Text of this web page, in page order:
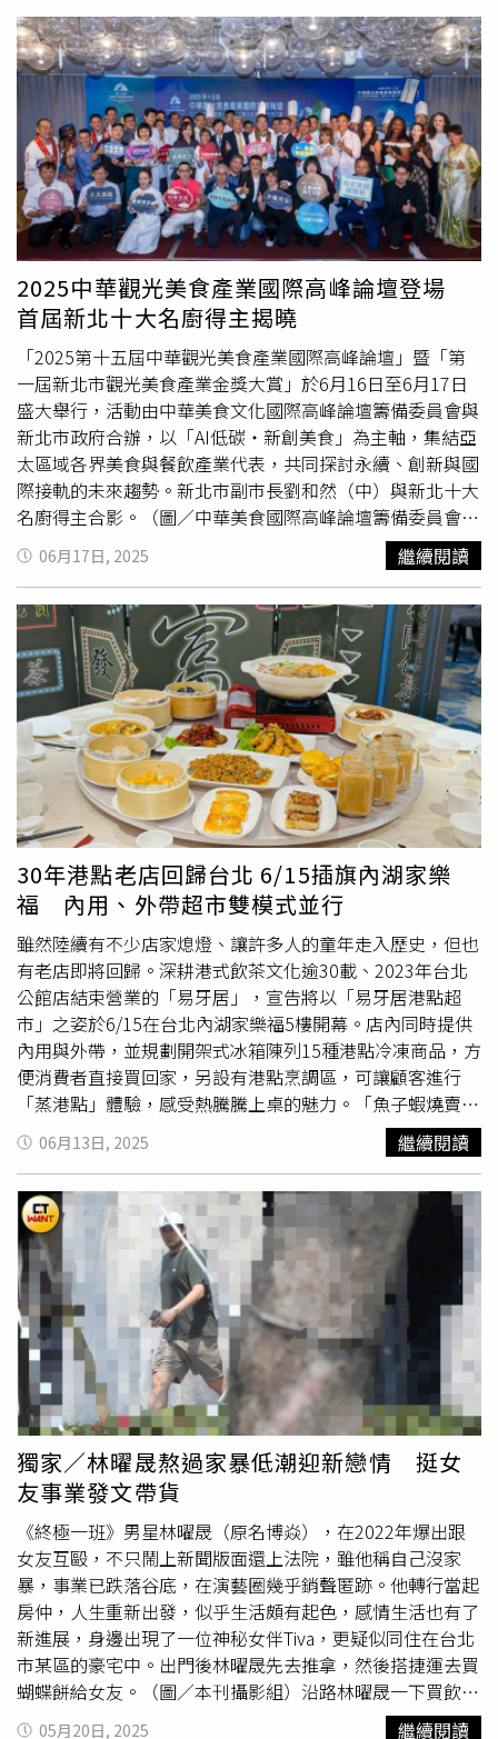
當然最受饕客歡迎的相信還是海鮮控最愛的「鮮」島檯，放
滿藍鑽蝦、冰鎮松葉蟹腳、香箱蟹與法國海螺，另一邊的生
菜沙拉區更有與在地小農契作栽種的產銷履歷生菜，以及西
班牙進口ALJOMAR伊比利豬熟成火腿，還可搭配主廚自製
的濃郁松露肝醬和獨特的龍眼乾肝醬，搭配冰鎮白酒享用更
是過癮；「盛」日本料理區則有每日從台東成功漁港新鮮直
送的各式現流漁獲，一字排開可見南方黑鮪魚、紅魽、青雞
魚等鮮魚，以及挪威鮭魚腹、生食級北海道大干貝等進口高
檔海鮮。另外使用日本和牛、比目魚製作的炙燒握壽司，壽
司米也嚴選米香濃郁Ｑ彈的高雄147香米，搭配清酒小酌亦
是絕配。此區同樣設置了4席板前座位，讓人有彷彿置身日
料餐廳的錯覺。「花雕酒胡椒雞鱈蟹海鮮湯」（左）、源自
名人坊的「京式片皮鴨包餅」。（圖／魏妤靜攝）熱食餐檯
可見福園台菜海鮮餐廳人氣餐點「一品香東坡肉」。（圖／
魏妤靜攝）喜歡明顯溫度感的人，建議前往火舞烈焰的
「爍」烤物區，此島檯呈現高溫直火的美味，像是用琴酒噴
燒的生蠔燒，或關西風的蒲燒鰻魚、下酒的魷魚一夜干、和
風骰子牛和醬燒雞腿，都讓人忍不住想多喝兩杯；再來到
「煲」煲湯鍋物區，此區推出酒香與胡椒辛香鮮明的「花雕
酒胡椒雞鱈蟹海鮮湯」，還有使用嘉義東石鮮蚵製作的
「XO醬鮮蚵煲」，打上一顆大成旗下品牌「上品語」日規
生食級鮮雞蛋，即使半熟也可安心享受美味。還有中式氛圍
的「膳」中式料理島檯區，其中以宜蘭櫻桃鴨為主角的「京
式片皮鴨包餅」，已成為島語人氣菜色排行前三名，還有使
用來自淨安牧場黑羽土雞與黃金雞混種、耗時數個月培育的
專屬「漢來島語雞」，烤製而成的皮香肉嫩「甕仔雞」；鹹
香酸甜的「西瓜綿蒸海上鮮」更選用傳承30餘載的「台南將
軍區洪家西瓜綿」及龍膽石斑入菜，充滿濃濃懷舊風情。現
場提供馬卡龍、生巧克力、慕斯蛋糕、聖多諾黑等精緻甜點
任君選擇。（圖／魏妤靜攝）亞洲五十大最佳酒吧的TCRC
主理人阿翔為島語設計高雄漢神店限定聯名調酒「閃耀芭
梨」。（圖／魏妤靜攝、漢來美食提供）大餐後更不能錯過
「繽」甜點冰品區，這裡呈上10多種精緻手工小甜點、現烤
舒芙蕾、熔岩巧克力蛋糕，還有現在韓國最流行、在島語台
北店也備受歡迎的「義式吉拉朵冰淇淋」，提供6種口味不
定期更換，此區甜點還可創意搭配以琴酒和冬瓜茶為基底的
「冬玉雞尾酒」。最後堪稱門面擔當的「沁」飲料區，可是
一穿進用餐區可見的調酒師舞台，半圓弧形區除了可品飲世
界冠軍咖啡師烘焙的咖啡豆系列飲品，還有海拔2,500公
尺、傳承五代的精品莊園華剛茶，及台灣知名精釀啤酒品牌
臺虎精釀的生啤。島語也持續聯手亞洲五十大最佳酒吧的
TCRC主理人阿翔，推出專屬高雄漢神店的聯名調酒「閃耀
芭梨」，將伏特加結合紅心芭樂、梨子，碰撞出酸甜果香滋
味。此區也引進台南義豐冬瓜茶、員林百年老店仙草，以及
古早味十足的金門復元堂酸梅湯，一站品嘗多款台灣在地百
年好味；這次也特別與知名手搖飲品牌「大苑子」合作，推
出「不紫葡萄芭樂」果汁，選用因受天候影響而無法如期轉
色的彰化大村巨峰「不紫葡萄」製作，傳達惜食永續的概
念。島語也推出多項開幕活動，即日起至8/24於高雄漢神店
消費，並加入漢來美食LINE好友領取兌換券即贈「山海絮
語紀念杯」，限量2,000組、贈完為止；此外，8/25至9/30
消費滿10,000元並完成來美食APP集點，就有機會獲得價值
26,800元的「漢來日月行館精緻客房一泊二食住宿券」，將
抽出5名幸運兒，獎項總價值超過10萬元。饗聚廚房自助百
匯。（圖／台北花園大酒店提供）另外台北花園大酒店看準
開學季帶動的家庭外食與家長聚會商機，將於9/1至9/30推
出開學季專屬優惠，集結中、西、日、東南亞多國料理美饌
的「饗聚廚房」，自助餐檯涵蓋冷盤、現煮熟食、現切肉
品、海鮮料理、精緻甜點、各式啤酒及飲品等，平日午餐、
晚餐及假日下午茶每位成人899元+10%，活動期間兩位成
人同行，即可免費招待一位孩童；以經典泰式料理結合創新
手藝的「花園thai thai」，推出Happy Hour泰式輕食自助沙
拉吧，每位580元+10%，活動期間兩位成人同行，同樣免
費招待一位孩童，可無限享用泰式輕食、飲品及冰淇淋，加
中菜，希望重塑大家對中菜的想像。阿嬤十大拿手菜「陸海
空紅燒肉」（右，388元）、「荔枝糖醋魚」。（288元，
圖／復興北外婆家提供）「鄧師傅功夫菜」不僅在高雄擁有
3家獨立門市與5家百貨門店，近年更積極開闢網路宅配通
路，將其向老師傅取經的人氣獨家「乾燒蹄膀」功夫菜推向
各地，年年熱賣超過百萬份，銷量約等於50座台北101高
度。新推出的「復興北 外婆家」品牌命名源自於鄧師傅從
小在外婆位於台北復興北路的家中長大，每次回家，總能吃
到她用心燉煮的各式家常菜，品牌LOGO也以「外婆追金
孫」及「怕金孫沒吃飽」的逗趣圖案意象做設計。菜色單點
價格從88元到598元不等，主打的十大阿嬤拿手菜匯集台
菜、辦桌菜、眷村菜及川菜、江浙菜等，呈現台式家常餐桌
風景。例如如鄧師傅阿嬤最拿手的「陸海空紅燒肉」，是在
台式經典紅燒肉基礎上，又仿效粵菜技巧添加海味「乾魷
魚」提鮮，加上鵪鶉蛋，融會陸海空食材的精華，肉香豐潤
不膩口；而源自於江浙菜系的「橙香冰糖醬鴨」，來到台灣
成了招牌的眷村阿嬤味，主廚獨門醬料添加陳皮、以橙香提
香，採3小時「浸泡法」讓櫻桃鴨入味，令鴨肉充分吸收醬
汁香氣、味道濃縮凝鍊。「土豆豬腳爆米香」。（328元，
圖／復興北外婆家提供）8/17前參加跳格子大賽，上傳照片
打卡即有機會獲贈「阿嬤呷甜甜」－楊枝甘露、雪吻法蘭
西、阿嬤的動物園乙份。（圖／復興北外婆家提供）「土豆
豬腳爆米香」則延續鄧師傅功夫菜人氣豬腳的招牌手藝，以
慢火燉煮6小時，讓豬腳釋放膠質充分附著於花生上，花生
飽滿、豬腳軟Ｑ，在創意搭配鍋巴，是阿嬤特別給金孫補身
滋養的手路菜；「荔枝糖醋魚」則選用優質旗魚裹漿粉，炸
至金黃酥脆，除了傳統糖醋醬和新鮮鳳梨，更別具新意加入
帶著玫瑰香氣的荔枝，增添細緻的風味層次，為這道家常菜
注入現代風味。即日起至8/17，還推出於餐廳門口玩跳格子
遊戲，拍照或錄影上傳臉書或IG公開貼文，並標註「復興北
外婆家」，即可參加轉盤遊戲，獲贈「阿嬤呷甜甜-甜點或
飲品乙份」。「美人茶遇 東坡肉」。（528元，圖／Ken
香‧時髦中菜提供）「YA問晾衣千刀肉」。（298元，圖／
Ken香‧時髦中菜提供）「Ken香」顛覆傳統中菜總要圍爐
大桌的舊有印象，將經典家宴菜式拆解重構為2至6人設計，
套餐價格從1,280元到4,680元（皆需加10％服務費）。每道
菜色皆為現點現作，融合時髦器皿、創意命名與桌邊互動，
讓用餐過程如觀劇般層層展開。品牌也推薦必吃的「劇場三
絕」菜色，其中「美人茶遇東坡肉」以獨門秘製醬汁搭配紹
興老酒慢燉東坡肉，搭佐東方美人茶及鹹光餅打造中式漢堡
吃法；「YA問晾衣千刀肉」則以手工刀法將豬五花薄切如蟬
翼，以衣架懸掛上桌，搭配特調蒜香沾醬，入口即化；「川
川川水煮牛」則以三層辣度呈現，由香、麻至辣逐層堆疊，
湯底融合花椒與大紅袍，展現麻辣劇場的張力。其他菜色同
樣饒富趣味，「冠軍絲襪美人腿」以鹹蛋黃煸炒後高溫爆鍋
拋入筊白筍，並以絲襪網狀懸掛造型上桌，酥脆口感需趁熱
享用；「花雕微醺醉雞」則以冷泡花雕酒低溫浸漬雞腿肉，
滑嫩入味；「生菜乾杯蝦鬆」加入清脆馬蹄與酥香老油條，
以生菜包裹入口，清爽有層次；為了強化視覺系中菜與甜點
儀式感。招牌甜點「白蘭地提拉米蘇」還會於桌邊點火炒香
焦糖與咖啡酒。同時品牌響應惜食文化，推出「飯香續航計
畫」，凡用餐後打包剩菜，即免費附贈兩碗白飯。
2025中華觀光美食產業國際高峰論壇登場
首屆新北十大名廚得主揭曉
「2025第十五屆中華觀光美食產業國際高峰論壇」暨「第
一屆新北市觀光美食產業金獎大賞」於6月16日至6月17日
盛大舉行，活動由中華美食文化國際高峰論壇籌備委員會與
新北市政府合辦，以「AI低碳‧新創美食」為主軸，集結亞
太區域各界美食與餐飲產業代表，共同探討永續、創新與國
際接軌的未來趨勢。新北市副市長劉和然（中）與新北十大
名廚得主合影。（圖／中華美食國際高峰論壇籌備委員會提
供）6月16日晚間舉辦開幕儀式暨「第一屆新北市觀光美食
產業金獎大賞」頒獎典禮，由新北市副市長劉和然頒發「新
北十大名廚」獎項、大會執行長梁幼祥頒發「新北十大餐飲
名店」及「新北十大名菜美點」獎項，另外「新北市十大優
質伴手禮」則邀請前內政部長李鴻源頒發。此次評選特別導
入米其林指南的「秘密客」制度，由中華民國烹飪協會、中
華民國眷村美食文化協會、台灣年輕菁英廚神協會、中華海
峽兩岸餐飲連鎖經營協會、風霈傳媒（網紅小組）等五大單
位組成專業評審團隊，希望能強化獎項的專業性與公信力。
其中首屆「新北十大名廚」得主為青青餐廳施建發、水蛙師
私房餐廳張和錦、凱撒餐飲連鎖戴于益、芭達桑原住民主題
餐廳張克勤、宗舖師心意料理王永宗、八方雲集集團梁社漢
排骨梁社漢、汐止福泰大飯店謝榮譽、頤品大飯店林志峰、
洪師父牛肉麵洪金龍、晶宴會館黃彬雄、八條壽司股份有限
公司黃偉峸、海港37鵝肉海鮮餐廳顏英忠；「新北市十大餐
飲名店」則由青青餐廳、于烤魚餐廳、阿城鵝肉、板橋凱撒
大飯店家宴中餐廳等名店獲得。「新北市十大名菜美點」則
由真的好京漾飯店「蒜酥龍江脆皮雞」、晶粤軒烤鴨餐廳
「晶選片皮鴨」、初芯初蒔「初心筍香燒肉」、陽明山天籟
渡假酒店「天籟牛肉麵」、白金花園酒店「焗釀蟹蓋魚子
醬」等獲得；「新北市十大優質伴手禮」得主包括御嵿國際
「頂級米冰滴蛋捲禮盒」、金包里農舍莊園「地瓜巴斯
克」、龍鳳堂餅舖「太妃太陽餅」、岳霖食品「開心果蝴蝶
酥」等。大會執行長梁幼祥（右7）與「亞太十大名菜美
會提供）「亞太十大名菜美點」集結眾多名店手路菜。（圖
／中華美食國際高峰論壇籌備委員會提供）6月17日則頒發
第十五屆「亞太美食金獎」，其中「亞太十大名菜美點」獎
項得主包括花蓮潔西艾美渡假酒店探索廚房「火舞焰燒脆皮
豬」、台北凱達大飯店家宴中餐廳「20年老菜脯蒸午仔
魚」、台北天成大飯店翠庭「寧式東坡肉」、日月潭力麗溫
德姆溫泉酒店邵中餐廳「貴妃紅燒荔玉」、湊兩塊有限公司
「玉里橋頭臭豆腐」、屾淼苑「港式生焗七星斑」等菜色。
「亞太十大名店」則包括福容大飯店福隆「福粵樓」、台北
花園大酒店「PRIME ONE牛排館」、亞果遊艇城「亞果
薈」、海瑞摃丸總店、鄧師傅功夫菜、花蓮米崙丼飯屋、岩
漿漢方麻辣火鍋等。主題論壇主講人之一芳成工業總經理江
宗澤（左）、海瑞摃丸總經理黃世凱。（圖／中華美食國際
高峰論壇籌備委員會提供）此外，6月17日主題論壇內容也
十分多元，例如前內政部長李鴻源以「低碳、環保～有為者
即若是」主題，強調產業轉型的責任與行動力；雲朗集團董
事長盛治仁分享「永續旅遊的實踐」經驗，推動觀光與綠色
並進；世界美中餐飲業聯合會主席胡曉軍則從全球視角探討
「走在國際山脊上的中華美食」；還有丸莊醬油總經理莊偉
中以「文化傳承的力量」為題，訴說傳統品牌如何堅守價值
06月17日, 2025 繼續閱讀
30年港點老店回歸台北 6/15插旗內湖家樂
福 內用、外帶超市雙模式並行
雖然陸續有不少店家熄燈、讓許多人的童年走入歷史，但也
有老店即將回歸。深耕港式飲茶文化逾30載、2023年台北
公館店結束營業的「易牙居」，宣告將以「易牙居港點超
市」之姿於6/15在台北內湖家樂福5樓開幕。店內同時提供
內用與外帶，並規劃開架式冰箱陳列15種港點冷凍商品，方
便消費者直接買回家，另設有港點烹調區，可讓顧客進行
「蒸港點」體驗，感受熱騰騰上桌的魅力。「魚子蝦燒賣」
（左，118元／4入）可感受豬肉與蝦肉的鮮甜交織，右為
「蜜汁叉燒酥」。（108元／3入，圖／易牙居提供）「黑
金奶皇流沙包」（左，138／3入）、「豬仔流沙包」。
（148元／3入，圖／易牙居提供）易牙居港點超市提供包
括沙茶炆鳳爪、梅汁蒸排骨、奶黃流沙包、芝麻海鮮捲、黃
金流沙球、蘿蔔絲酥餅等20多種港式點心，店家首推「魚子
蝦燒賣」，其內餡嚴選台灣豬後腿肉與進口蝦仁混合，以手
工打出筋性並簡單調味，口感頗具嚼勁；「蜜汁叉燒酥」則
以新鮮豬肉製成的秘製叉燒肉，搭配以蠔油為基底炒製的叉
燒醬，以72層酥皮層層包覆，酥脆爽口、層次分明；喜歡爽
脆口感的人則可以點選「鮮蝦腐皮捲」，內餡嚴選進口蝦仁
搭配新鮮韭黃、香菜、筍絲、馬蹄粒，再以腐皮包覆油炸，
吃起來爽口不膩；「蘿蔔糕」也採手工製作、有別於一般粉
漿調製，每一口都能吃到紮實的蘿蔔絲以及臘肉鹹香。店家
也為小朋友準備兩款可愛討喜的點心，像是「豬仔流沙包」
內餡使用屏東新鮮鴨蛋、椰漿、奶粉、奶油製作，搭配老麵
製作的Q彈麵皮，鹹香味十足；「黑金奶皇流沙包」則使用
山區孟宗竹加上經過多次高溫燒製活化萃取而成的竹炭粉，
使麵糰更Q彈飽水，除了內裡的香濃流沙餡，表皮還特別刷
上金粉增添奢華感。「蟹黃海鮮豆腐煲」。（260元，圖／
易牙居提供）「易牙居港點超市」將於6/15在台北內湖家樂
福5樓開幕。（圖／易牙居提供）除了提供現作港點之外，
易牙居菜單中亦提供蟹黃海鮮豆腐煲、三杯肥腸等砂鍋煲，
06月13日, 2025 繼續閱讀
獨家／林曜晟熬過家暴低潮迎新戀情 挺女
友事業發文帶貨
《終極一班》男星林曜晟（原名博焱），在2022年爆出跟
女友互毆，不只鬧上新聞版面還上法院，雖他稱自己沒家
暴，事業已跌落谷底，在演藝圈幾乎銷聲匿跡。他轉行當起
房仲，人生重新出發，似乎生活頗有起色，感情生活也有了
新進展，身邊出現了一位神秘女伴Tiva，更疑似同住在台北
市某區的豪宅中。出門後林曜晟先去推拿，然後搭捷運去買
蝴蝶餅給女友。（圖／本刊攝影組）沿路林曜晟一下買飲料
一下買便當，張羅了不少吃的。（圖／本刊攝影組）5月16
05月20日, 2025 繼續閱讀